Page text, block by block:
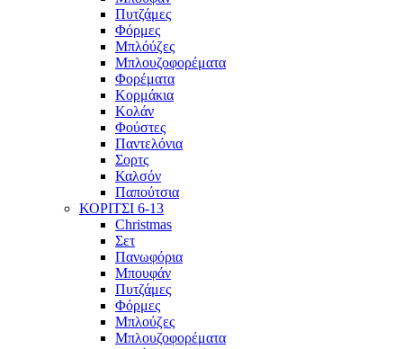
Πυτζάμες
Φόρμες
Μπλόύζες
Μπλουζοφορέματα
Φορέματα
Κορμάκια
Κολάν
Φούστες
Παντελόνια
Σορτς
Καλσόν
Παπούτσια
ΚΟΡΙΤΣΙ 6-13
Christmas
Σετ
Πανωφόρια
Μπουφάν
Πυτζάμες
Φόρμες
Μπλούζες
Μπλουζοφορέματα